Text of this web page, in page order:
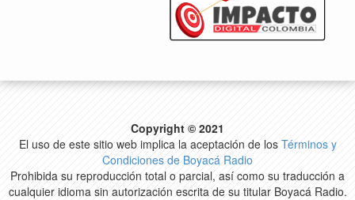
Copyright © 2021
El uso de este sitio web implica la aceptación de los Términos y
Condiciones de Boyacá Radio
Prohibida su reproducción total o parcial, así como su traducción a
cualquier idioma sin autorización escrita de su titular Boyacá Radio.